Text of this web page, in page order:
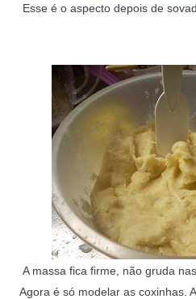
Esse é o aspecto depois de
A massa fica firme, não gruda
Agora é só modelar as coxinhas.